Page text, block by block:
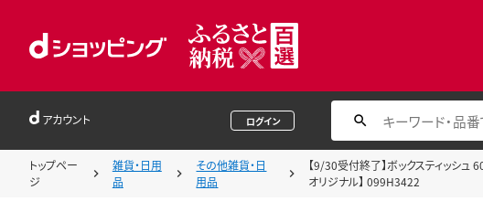
アカウント ログイン
トップペー
ジ
雑貨・日用
品
その他雑貨・日
用品
【9/30受付終了】ボックスティッシ
オリジナル】 099H3422